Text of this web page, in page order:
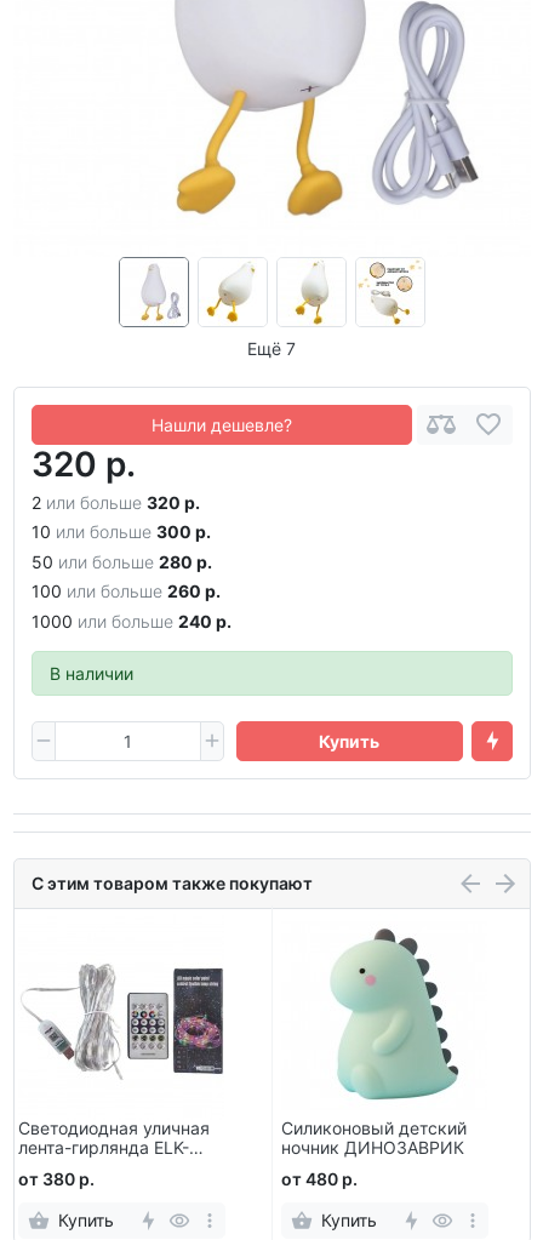
Ещё 7
Нашли дешевле?
320 р.
2 или больше 320 р.
10 или больше 300 р.
50 или больше 280 р.
100 или больше 260 р.
1000 или больше 240 р.
В наличии
Купить
С этим товаром также покупают
Светодиодная уличная
лента-гирлянда ELK-
многоцветная 15 м
от 380 р.
Купить
Силиконовый детский
ночник ДИНОЗАВРИК
от 480 р.
Купить